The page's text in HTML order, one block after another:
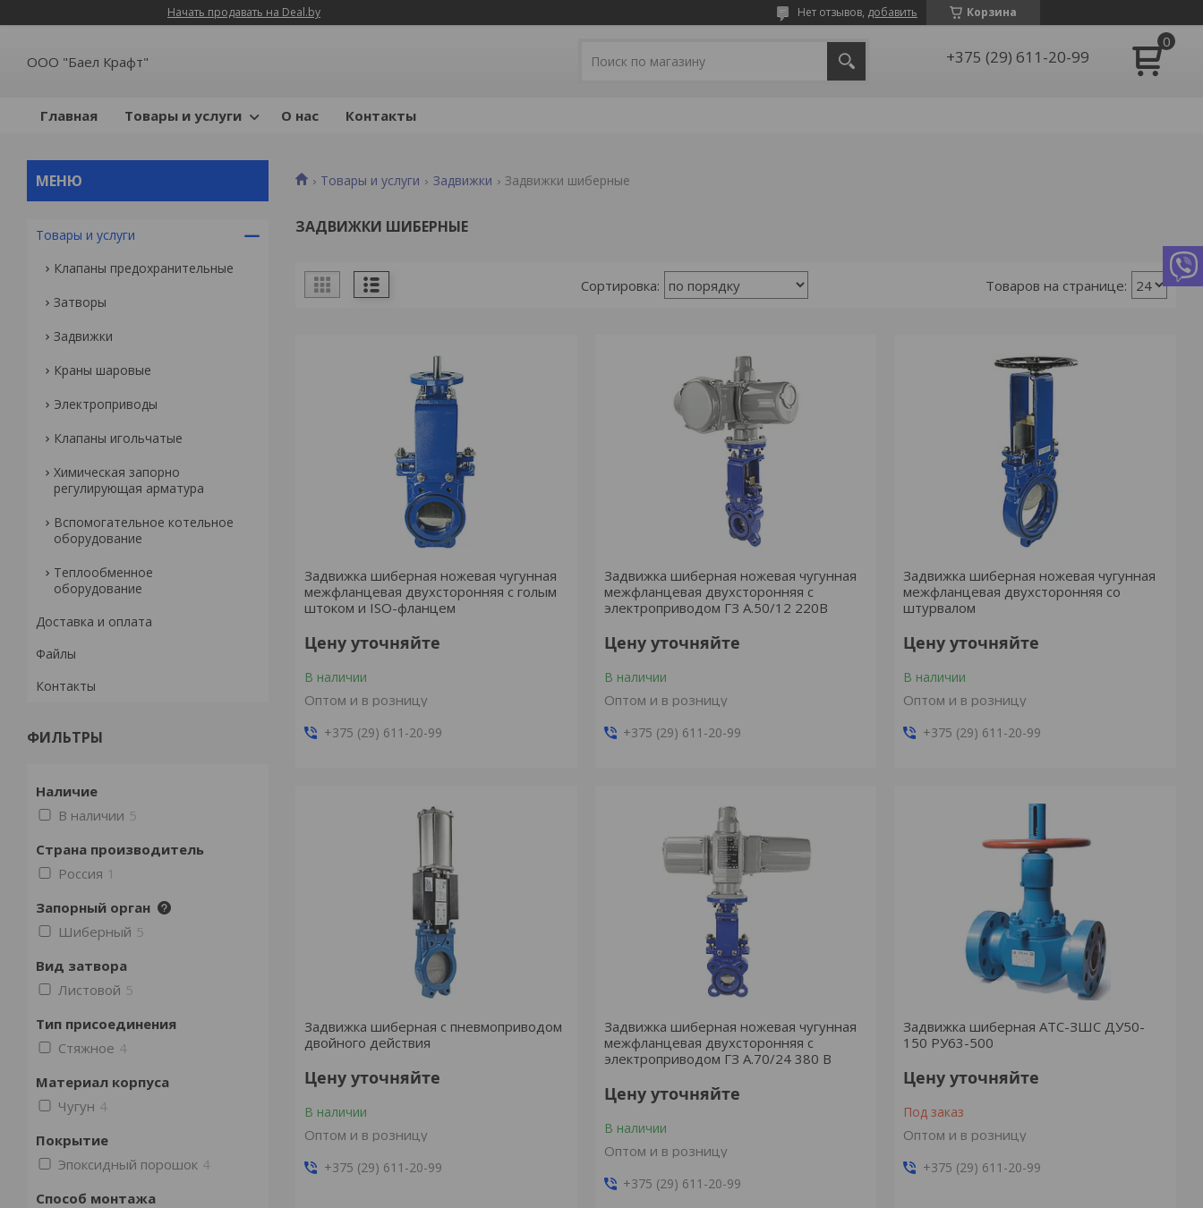
Начать продавать на Deal.by Корзина
Нет отзывов, добавить
ООО "Баел Крафт" +375 (29) 611-20-99
Главная Товары и услуги О нас Контакты
Товары и услуги Задвижки Задвижки шиберные
ЗАДВИЖКИ ШИБЕРНЫЕ
Задвижка шиберная ножевая чугунная
межфланцевая двухсторонняя с голым
штоком и ISO-фланцем
Цену уточняйте
В наличии
Оптом и в розницу
+375 (29) 611-20-99
Задвижка шиберная ножевая чугунная
межфланцевая двухсторонняя с
электроприводом ГЗ А.50/12 220В
Цену уточняйте
В наличии
Оптом и в розницу
+375 (29) 611-20-99
Задвижка шиберная ножевая чугунная
межфланцевая двухсторонняя со
штурвалом
Цену уточняйте
В наличии
Оптом и в розницу
+375 (29) 611-20-99
Задвижка шиберная с пневмоприводом
двойного действия
Цену уточняйте
В наличии
Оптом и в розницу
+375 (29) 611-20-99
Задвижка шиберная ножевая чугунная
межфланцевая двухсторонняя с
электроприводом ГЗ А.70/24 380 В
Цену уточняйте
В наличии
Оптом и в розницу
+375 (29) 611-20-99
Задвижка шиберная АТС-ЗШС ДУ50-
150 РУ63-500
Цену уточняйте
Под заказ
Оптом и в розницу
+375 (29) 611-20-99
Товары и услуги
Клапаны предохранительные
Затворы
Задвижки
Краны шаровые
Электроприводы
Клапаны игольчатые
Химическая запорно
регулирующая арматура
Вспомогательное котельное
оборудование
Теплообменное
оборудование
Доставка и оплата
Файлы
Контакты
ФИЛЬТРЫ
Наличие
В наличии 5
Страна производитель
Россия 1
Запорный орган
Шиберный 5
Вид затвора
Листовой 5
Тип присоединения
Стяжное 4
Материал корпуса
Чугун 4
Покрытие
Эпоксидный порошок 4
Способ монтажа